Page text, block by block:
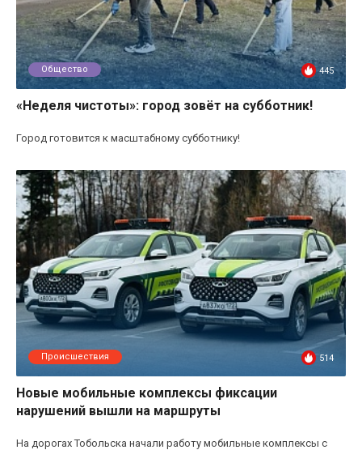
Общество 445
«Неделя чистоты»: город зовёт на субботник!
Город готовится к масштабному субботнику!
Происшествия 514
Новые мобильные комплексы фиксации
нарушений вышли на маршруты
На дорогах Тобольска начали работу мобильные комплексы с